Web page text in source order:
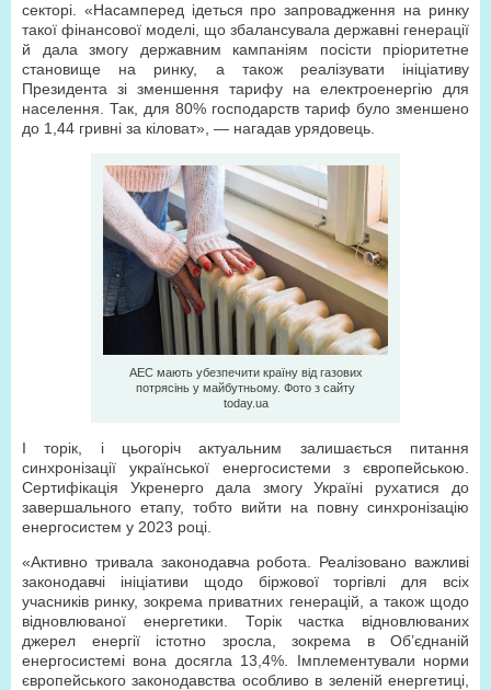
секторі. «Насамперед ідеться про запровадження на ринку
такої фінансової моделі, що збалансувала державні генерації
й дала змогу державним кампаніям посісти пріоритетне
становище на ринку, а також реалізувати ініціативу
Президента зі зменшення тарифу на електроенергію для
населення. Так, для 80% господарств тариф було зменшено
до 1,44 гривні за кіловат», — нагадав урядовець.
АЕС мають убезпечити країну від газових
потрясінь у майбутньому. Фото з сайту
today.ua
І торік, і цьогоріч актуальним залишається питання
синхронізації української енергосистеми з європейською.
Сертифікація Укренерго дала змогу Україні рухатися до
завершального етапу, тобто вийти на повну синхронізацію
енергосистем у 2023 році.
«Активно тривала законодавча робота. Реалізовано важливі
законодавчі ініціативи щодо біржової торгівлі для всіх
учасників ринку, зокрема приватних генерацій, а також щодо
відновлюваної енергетики. Торік частка відновлюваних
джерел енергії істотно зросла, зокрема в Об’єднаній
енергосистемі вона досягла 13,4%. Імплементували норми
європейського законодавства особливо в зеленій енергетиці,